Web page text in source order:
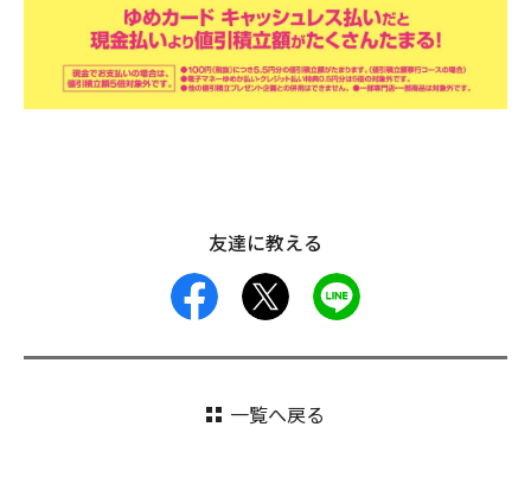
友達に教える
facebook
一覧へ戻る